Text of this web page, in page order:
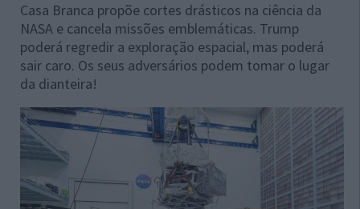
Casa Branca propõe cortes drásticos na ciência da
NASA e cancela missões emblemáticas. Trump
poderá regredir a exploração espacial, mas poderá
sair caro. Os seus adversários podem tomar o lugar
da dianteira!